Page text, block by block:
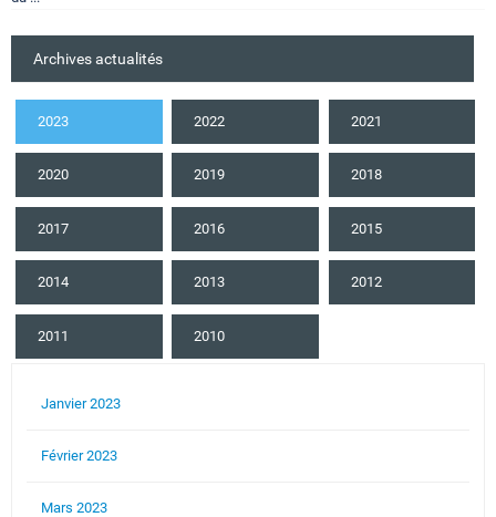
Archives actualités
2023 2022 2021
2020 2019 2018
2017 2016 2015
2014 2013 2012
2011 2010
Janvier 2023
Février 2023
Mars 2023